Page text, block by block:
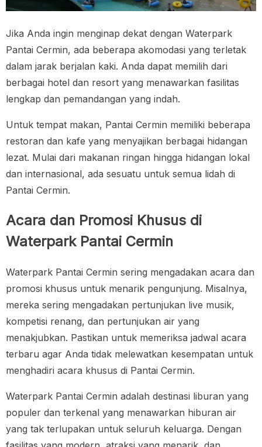
Jika Anda ingin menginap dekat dengan Waterpark
Pantai Cermin, ada beberapa akomodasi yang terletak
dalam jarak berjalan kaki. Anda dapat memilih dari
berbagai hotel dan resort yang menawarkan fasilitas
lengkap dan pemandangan yang indah.
Untuk tempat makan, Pantai Cermin memiliki beberapa
restoran dan kafe yang menyajikan berbagai hidangan
lezat. Mulai dari makanan ringan hingga hidangan lokal
dan internasional, ada sesuatu untuk semua lidah di
Pantai Cermin.
Acara dan Promosi Khusus di
Waterpark Pantai Cermin
Waterpark Pantai Cermin sering mengadakan acara dan
promosi khusus untuk menarik pengunjung. Misalnya,
mereka sering mengadakan pertunjukan live musik,
kompetisi renang, dan pertunjukan air yang
menakjubkan. Pastikan untuk memeriksa jadwal acara
terbaru agar Anda tidak melewatkan kesempatan untuk
menghadiri acara khusus di Pantai Cermin.
Waterpark Pantai Cermin adalah destinasi liburan yang
populer dan terkenal yang menawarkan hiburan air
yang tak terlupakan untuk seluruh keluarga. Dengan